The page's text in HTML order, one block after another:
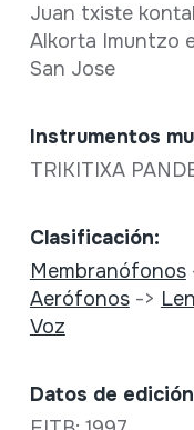
Juan txiste
Alkorta Imuntzo
San Jose
Instrumentos
TRIKITIXA
Clasificación:
Membranófonos
Aerófonos->
Voz
Datos de